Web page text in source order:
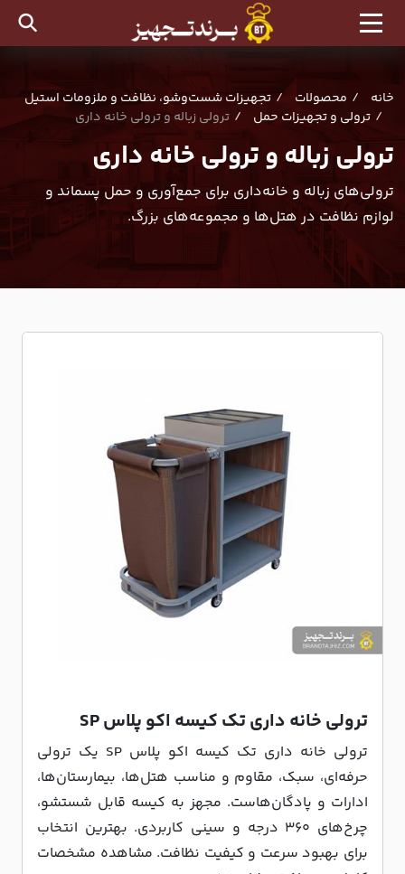
خانه محصولات
تجهیزات شست‌وشو، نظافت و ملزومات استیل
ترولی و تجهیزات حمل
ترولی زباله و ترولی خانه داری
ترولی زباله و ترولی خانه داری
ترولی‌های زباله و خانه‌داری برای جمع‌آوری و حمل پسماند و
لوازم نظافت در هتل‌ها و مجموعه‌های بزرگ.
ترولی خانه داری تک کیسه اکو پلاس SP
ترولی خانه داری تک کیسه اکو پلاس SP یک ترولی
حرفه‌ای، سبک، مقاوم و مناسب هتل‌ها، بیمارستان‌ها،
ادارات و پادگان‌هاست. مجهز به کیسه قابل شستشو،
چرخ‌های ۳۶۰ درجه و سینی کاربردی. بهترین انتخاب
برای بهبود سرعت و کیفیت نظافت. مشاهده مشخصات